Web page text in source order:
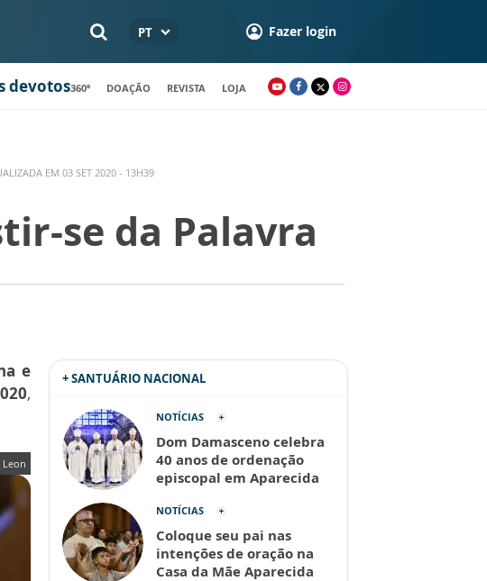
PT Fazer login
devotos360º DOAÇÃO REVISTA LOJA
EM 03 SET 2020 - 13H39
se da Palavra
e
,
Leon
+ SANTUÁRIO NACIONAL
NOTÍCIAS
Dom Damasceno celebra
40 anos de ordenação
episcopal em Aparecida
NOTÍCIAS
Coloque seu pai nas
intenções de oração na
Casa da Mãe Aparecida